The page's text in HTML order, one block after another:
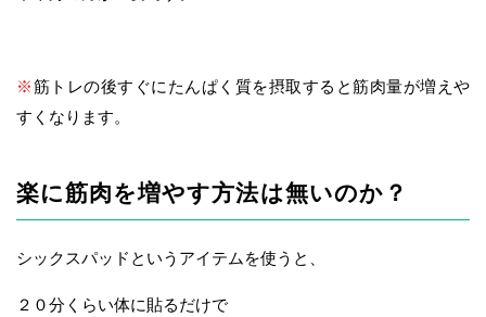
※筋トレの後すぐにたんぱく質を摂取すると筋肉量が増えや
すくなります。
楽に筋肉を増やす方法は無いのか？
シックスパッドというアイテムを使うと、
２０分くらい体に貼るだけで